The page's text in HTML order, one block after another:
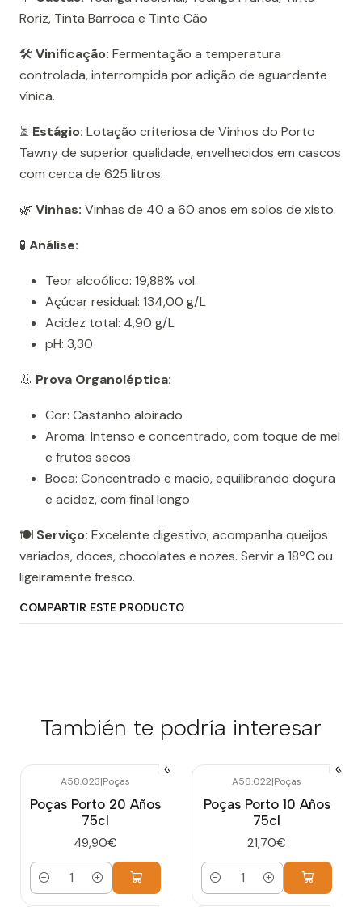
Roriz, Tinta Barroca e Tinto Cão
🛠️ Vinificação: Fermentação a temperatura
controlada, interrompida por adição de aguardente
vínica.
⏳ Estágio: Lotação criteriosa de Vinhos do Porto
Tawny de superior qualidade, envelhecidos em cascos
com cerca de 625 litros.
🌿 Vinhas: Vinhas de 40 a 60 anos em solos de xisto.
🧪 Análise:
Teor alcoólico: 19,88% vol.
Açúcar residual: 134,00 g/L
Acidez total: 4,90 g/L
pH: 3,30
👃 Prova Organoléptica:
Cor: Castanho aloirado
Aroma: Intenso e concentrado, com toque de mel
e frutos secos
Boca: Concentrado e macio, equilibrando doçura
e acidez, com final longo
🍽️ Serviço: Excelente digestivo; acompanha queijos
variados, doces, chocolates e nozes. Servir a 18ºC ou
ligeiramente fresco.
COMPARTIR ESTE PRODUCTO
También te podría interesar
A58.023|Poças
Poças Porto 20 Años
75cl
49,90€
Cantidad
A58.022|Poças
Poças Porto 10 Años
75cl
21,70€
Cantidad